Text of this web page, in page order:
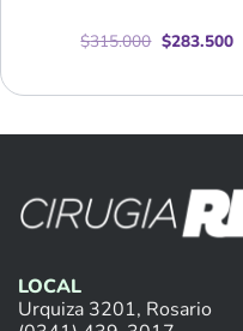
$315.000 El
precio
$315.000.
$283.500El
LOCAL
Urquiza 3201, Rosario